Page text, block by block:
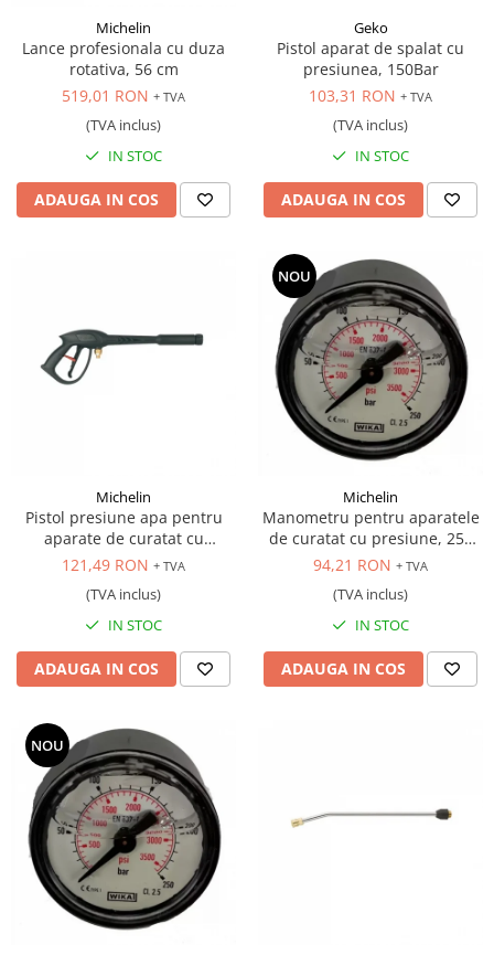
Michelin
Lance profesionala cu duza
rotativa, 56 cm
519,01 RON + TVA
(TVA inclus)
IN STOC
ADAUGA IN COS
Geko
Pistol aparat de spalat cu
presiunea, 150Bar
103,31 RON + TVA
(TVA inclus)
IN STOC
ADAUGA IN COS
Michelin
Pistol presiune apa pentru
aparate de curatat cu
presiune, 1/4"
121,49 RON + TVA
(TVA inclus)
IN STOC
ADAUGA IN COS
NOU
Michelin
Manometru pentru aparatele
de curatat cu presiune, 250
bar
94,21 RON + TVA
(TVA inclus)
IN STOC
ADAUGA IN COS
NOU